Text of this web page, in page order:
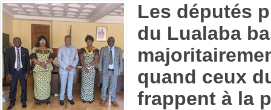
Les députés
du Lualaba
quand ceux
frappent à la